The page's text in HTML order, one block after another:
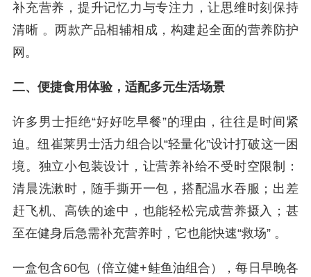
补充营养，提升记忆力与专注力，让思维时刻保持
清晰 。两款产品相辅相成，构建起全面的营养防护
网。
二、便捷食用体验，适配多元生活场景
许多男士拒绝“好好吃早餐”的理由，往往是时间紧
迫。纽崔莱男士活力组合以“轻量化”设计打破这一困
境。独立小包装设计，让营养补给不受时空限制：
清晨洗漱时，随手撕开一包，搭配温水吞服；出差
赶飞机、高铁的途中，也能轻松完成营养摄入；甚
至在健身后急需补充营养时，它也能快速“救场” 。
一盒包含60包（倍立健+鲑鱼油组合），每日早晚各